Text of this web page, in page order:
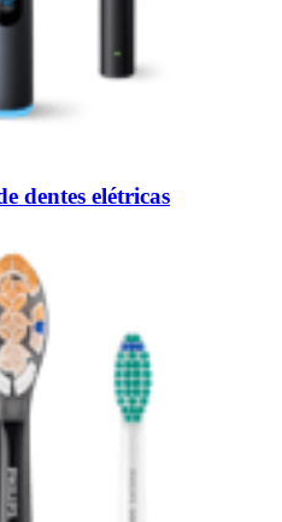
dentes elétricas